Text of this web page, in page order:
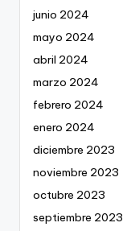
junio 2024
mayo 2024
abril 2024
marzo 2024
febrero 2024
enero 2024
diciembre 2023
noviembre 2023
octubre 2023
septiembre 2023